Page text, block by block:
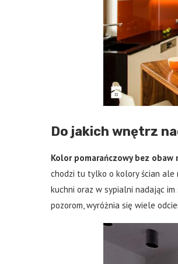
Do jakich wnętrz
Kolor pomarańczowy bez
chodzi tu tylko o kolory ścian ale
kuchni oraz w sypialni nadając
pozorom, wyróżnia się wiele